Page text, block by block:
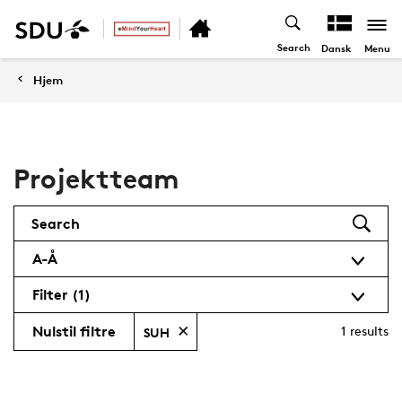
Search Dansk Menu
Hjem
Projektteam
Filter(1)
A-Å
Search
1 results
Nulstil filtre SUH